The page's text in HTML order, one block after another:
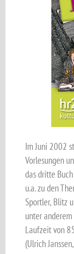
Im Juni 2002
Vorlesungen
das dritte
u.a. zu den
Sportler, Blitz
unter
Laufzeit von
(Ulrich